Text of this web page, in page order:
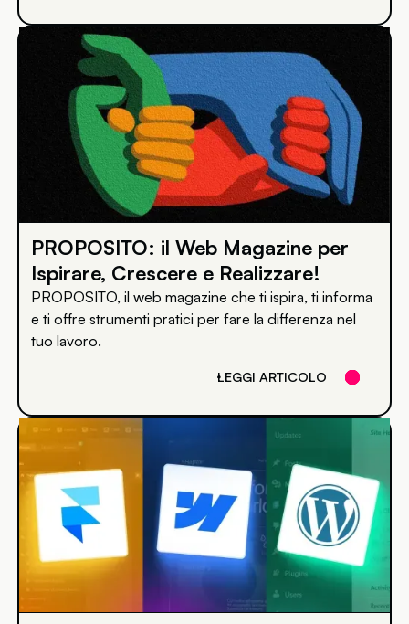
PROPOSITO: il Web Magazine per
Ispirare, Crescere e Realizzare!
PROPOSITO, il web magazine che ti ispira, ti informa
e ti offre strumenti pratici per fare la differenza nel
tuo lavoro.
LEGGI ARTICOLO